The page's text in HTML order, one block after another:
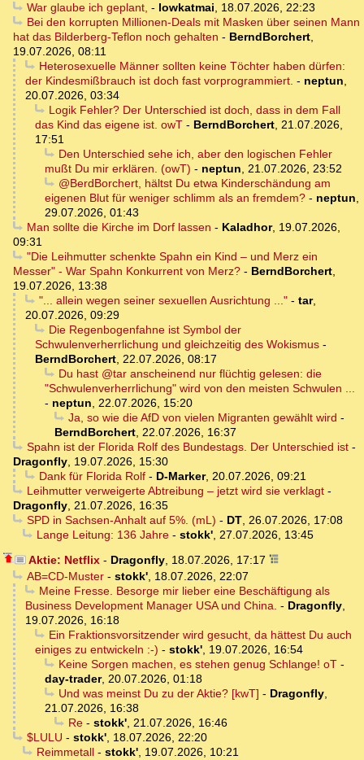
War glaube ich geplant, - lowkatmai, 18.07.2026, 22:23
Bei den korrupten Millionen-Deals mit Masken über seinen Mann
hat das Bilderberg-Teflon noch gehalten - BerndBorchert,
19.07.2026, 08:11
Heterosexuelle Männer sollten keine Töchter haben dürfen:
der Kindesmißbrauch ist doch fast vorprogrammiert. - neptun,
20.07.2026, 03:34
Logik Fehler? Der Unterschied ist doch, dass in dem Fall
das Kind das eigene ist. owT - BerndBorchert, 21.07.2026,
17:51
Den Unterschied sehe ich, aber den logischen Fehler
mußt Du mir erklären. (owT) - neptun, 21.07.2026, 23:52
@BerdBorchert, hältst Du etwa Kinderschändung am
eigenen Blut für weniger schlimm als an fremdem? - neptun,
29.07.2026, 01:43
Man sollte die Kirche im Dorf lassen - Kaladhor, 19.07.2026,
09:31
"Die Leihmutter schenkte Spahn ein Kind – und Merz ein
Messer" - War Spahn Konkurrent von Merz? - BerndBorchert,
19.07.2026, 13:38
"... allein wegen seiner sexuellen Ausrichtung ..."- tar,
20.07.2026, 09:29
Die Regenbogenfahne ist Symbol der
Schwulenverherrlichung und gleichzeitig des Wokismus -
BerndBorchert, 22.07.2026, 08:17
Du hast @tar anscheinend nur flüchtig gelesen: die
"Schwulenverherrlichung" wird von den meisten Schwulen ...
- neptun, 22.07.2026, 15:20
Ja, so wie die AfD von vielen Migranten gewählt wird -
BerndBorchert, 22.07.2026, 16:37
Spahn ist der Florida Rolf des Bundestags. Der Unterschied ist-
Dragonfly, 19.07.2026, 15:30
Dank für Florida Rolf- D-Marker, 20.07.2026, 09:21
Leihmutter verweigerte Abtreibung – jetzt wird sie verklagt-
Dragonfly, 21.07.2026, 16:35
SPD in Sachsen-Anhalt auf 5%. (mL) - DT, 26.07.2026, 17:08
Lange Leitung: 136 Jahre- stokk', 27.07.2026, 13:45
Aktie: Netflix- Dragonfly, 18.07.2026, 17:17
AB=CD-Muster- stokk', 18.07.2026, 22:07
Meine Fresse. Besorge mir lieber eine Beschäftigung als
Business Development Manager USA und China. - Dragonfly,
19.07.2026, 16:18
Ein Fraktionsvorsitzender wird gesucht, da hättest Du auch
einiges zu entwickeln :-) - stokk', 19.07.2026, 16:54
Keine Sorgen machen, es stehen genug Schlange! oT-
day-trader, 20.07.2026, 01:18
Und was meinst Du zu der Aktie? [kwT] - Dragonfly,
21.07.2026, 16:38
Re- stokk', 21.07.2026, 16:46
$LULU - stokk', 18.07.2026, 22:20
Reimmetall- stokk', 19.07.2026, 10:21